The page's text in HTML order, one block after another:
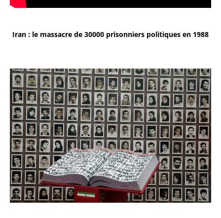
Iran : le massacre de 30000 prisonniers politiques en 1988